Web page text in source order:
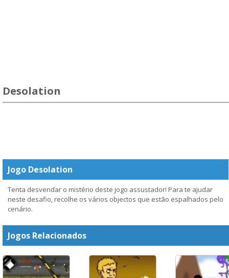
Desolation
Jogo Desolation
Tenta desvendar o mistério deste jogo assustador! Para te ajudar
neste desafio, recolhe os vários objectos que estão espalhados pelo
cenário.
Jogos Relacionados